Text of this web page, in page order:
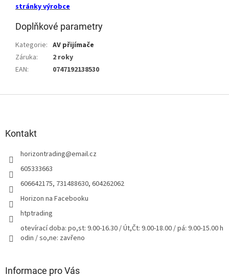
stránky výrobce
Doplňkové parametry
Kategorie: AV přijímače
Záruka:
2 roky
EAN: 0747192138530
Kontakt
horizontrading@email.cz
605333663
606642175, 731488630, 604262062
Horizon na Facebooku
htptrading
otevírací doba: po,st: 9.00-16.30 / Út,Čt: 9.00-18.00 / pá: 9.00-15.00 h
odin / so,ne: zavřeno
Informace pro Vás